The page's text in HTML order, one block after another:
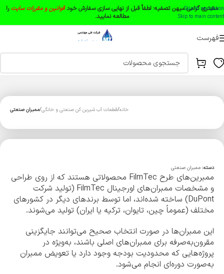
Skip to navigation
Skip to main content
مشتری گرامی میهن تصفیه: لطفاً قبل از نهایی سازی سفارش خودقوانین و مقررات سایت را
مطالعه نمایید.
فهرست
خانه قطعات آب شیرین کن صنعتی و خانگی ممبران صنعتی
دسته: ممبران صنعتی
ممبرین‌های طرح FilmTec محصولاتی هستند که از روی طراحی
و مشخصات ممبران‌های اورجینال FilmTec (تولید شرکت
DuPont) ساخته شده‌اند، اما توسط برندهای دیگر در کشورهای
مختلف (عموماً چین، تایوان، ترکیه یا ایران) تولید می‌شوند.
این ممبران‌ها در صورت انتخاب صحیح می‌توانند جایگزینی
مقرون‌به‌صرفه برای ممبران‌های اصلی باشند، به‌ویژه در
پروژه‌هایی که محدودیت بودجه وجود دارد یا تعویض ممبران
به‌صورت دوره‌ای انجام می‌شود.